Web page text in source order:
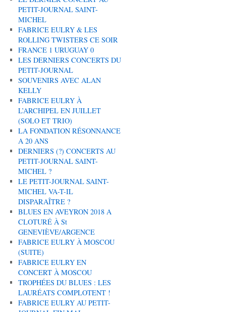
PETIT-JOURNAL SAINT-
MICHEL
FABRICE EULRY & LES
ROLLING TWISTERS CE SOIR
FRANCE 1 URUGUAY 0
LES DERNIERS CONCERTS DU
PETIT-JOURNAL
SOUVENIRS AVEC ALAN
KELLY
FABRICE EULRY À
L’ARCHIPEL EN JUILLET
(SOLO ET TRIO)
LA FONDATION RÉSONNANCE
A 20 ANS
DERNIERS (?) CONCERTS AU
PETIT-JOURNAL SAINT-
MICHEL ?
LE PETIT-JOURNAL SAINT-
MICHEL VA-T-IL
DISPARAÎTRE ?
BLUES EN AVEYRON 2018 A
CLOTURÉ À St
GENEVIÈVE/ARGENCE
FABRICE EULRY À MOSCOU
(SUITE)
FABRICE EULRY EN
CONCERT À MOSCOU
TROPHÉES DU BLUES : LES
LAURÉATS COMPLOTENT !
FABRICE EULRY AU PETIT-